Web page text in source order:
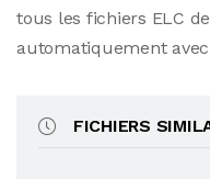
tous les fichiers ELC
automatiquement
FICHIERS